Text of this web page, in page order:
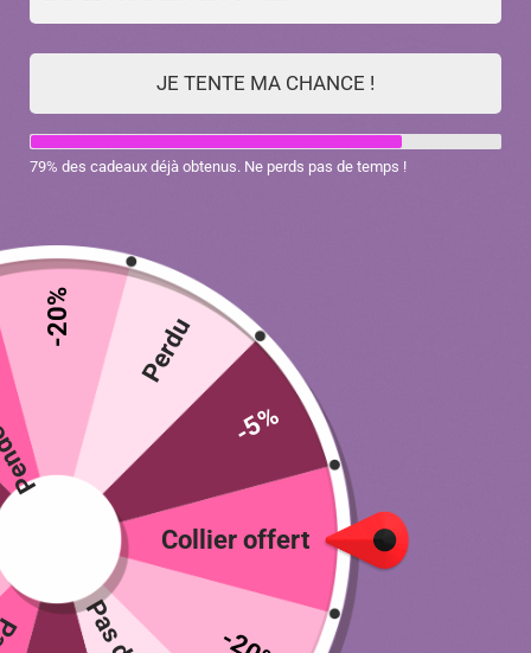
Nœud papillon fleur réglable pour chat
Couleur
JE TENTE MA CHANCE !
79% des cadeaux déjà obtenus. Ne perds pas de temps !
Collier offert
-20% Perdu
-5%